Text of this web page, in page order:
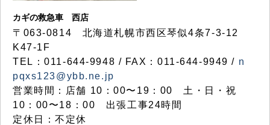
カギの救急車 西店
〒063-0814 北海道札幌市西区琴似4条7-3-12
K47-1F
TEL：011-644-9948 / FAX：011-644-9949 / n
pqxs123@ybb.ne.jp
営業時間：店舗 10：00〜19：00 土・日・祝
10：00〜18：00 出張工事24時間
定休日：不定休